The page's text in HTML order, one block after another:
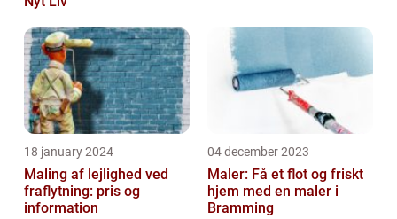
18 january 2024
Maling af lejlighed ved
fraflytning: pris og
information
04 december 2023
Maler: Få et flot og friskt
hjem med en maler i
Bramming